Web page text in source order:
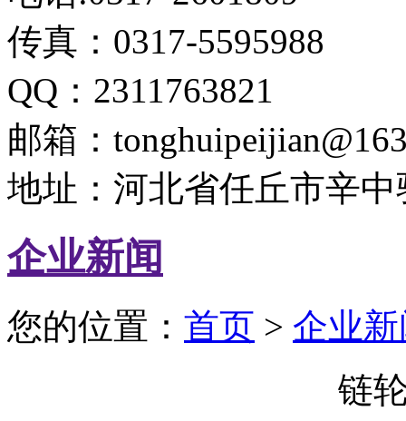
传真：0317-5595988
QQ：2311763821
邮箱：
地址：河北省任丘市辛
企业新闻
您的位置： 首页 > 企业
链